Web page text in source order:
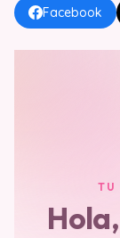
Facebook
TU